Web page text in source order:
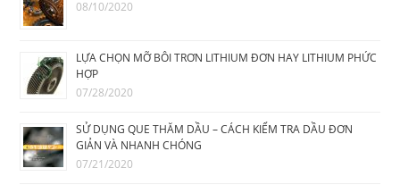
08/10/2020
LỰA CHỌN MỠ BÔI TRƠN LITHIUM ĐƠN HAY LITHIUM PHỨC
HỢP
07/28/2020
SỬ DỤNG QUE THĂM DẦU – CÁCH KIỂM TRA DẦU ĐƠN
GIẢN VÀ NHANH CHÓNG
07/21/2020